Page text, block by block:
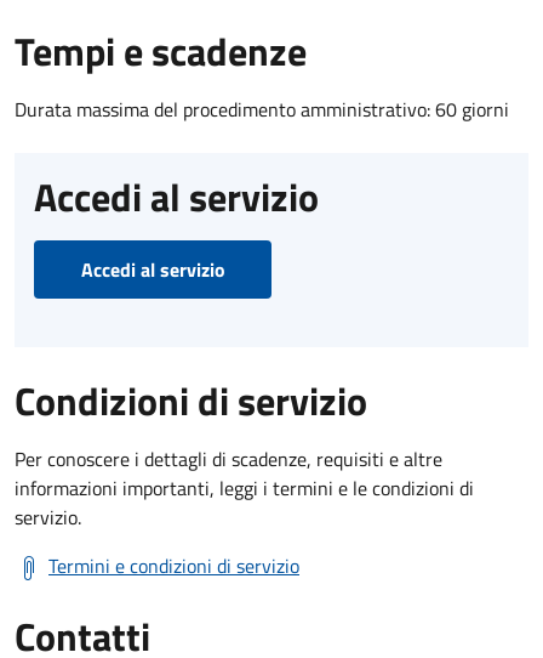
Tempi e scadenze
Durata massima del procedimento amministrativo: 60 giorni
Accedi al servizio
Accedi al servizio
Condizioni di servizio
Per conoscere i dettagli di scadenze, requisiti e altre
informazioni importanti, leggi i termini e le condizioni di
servizio.
Termini e condizioni di servizio
Contatti